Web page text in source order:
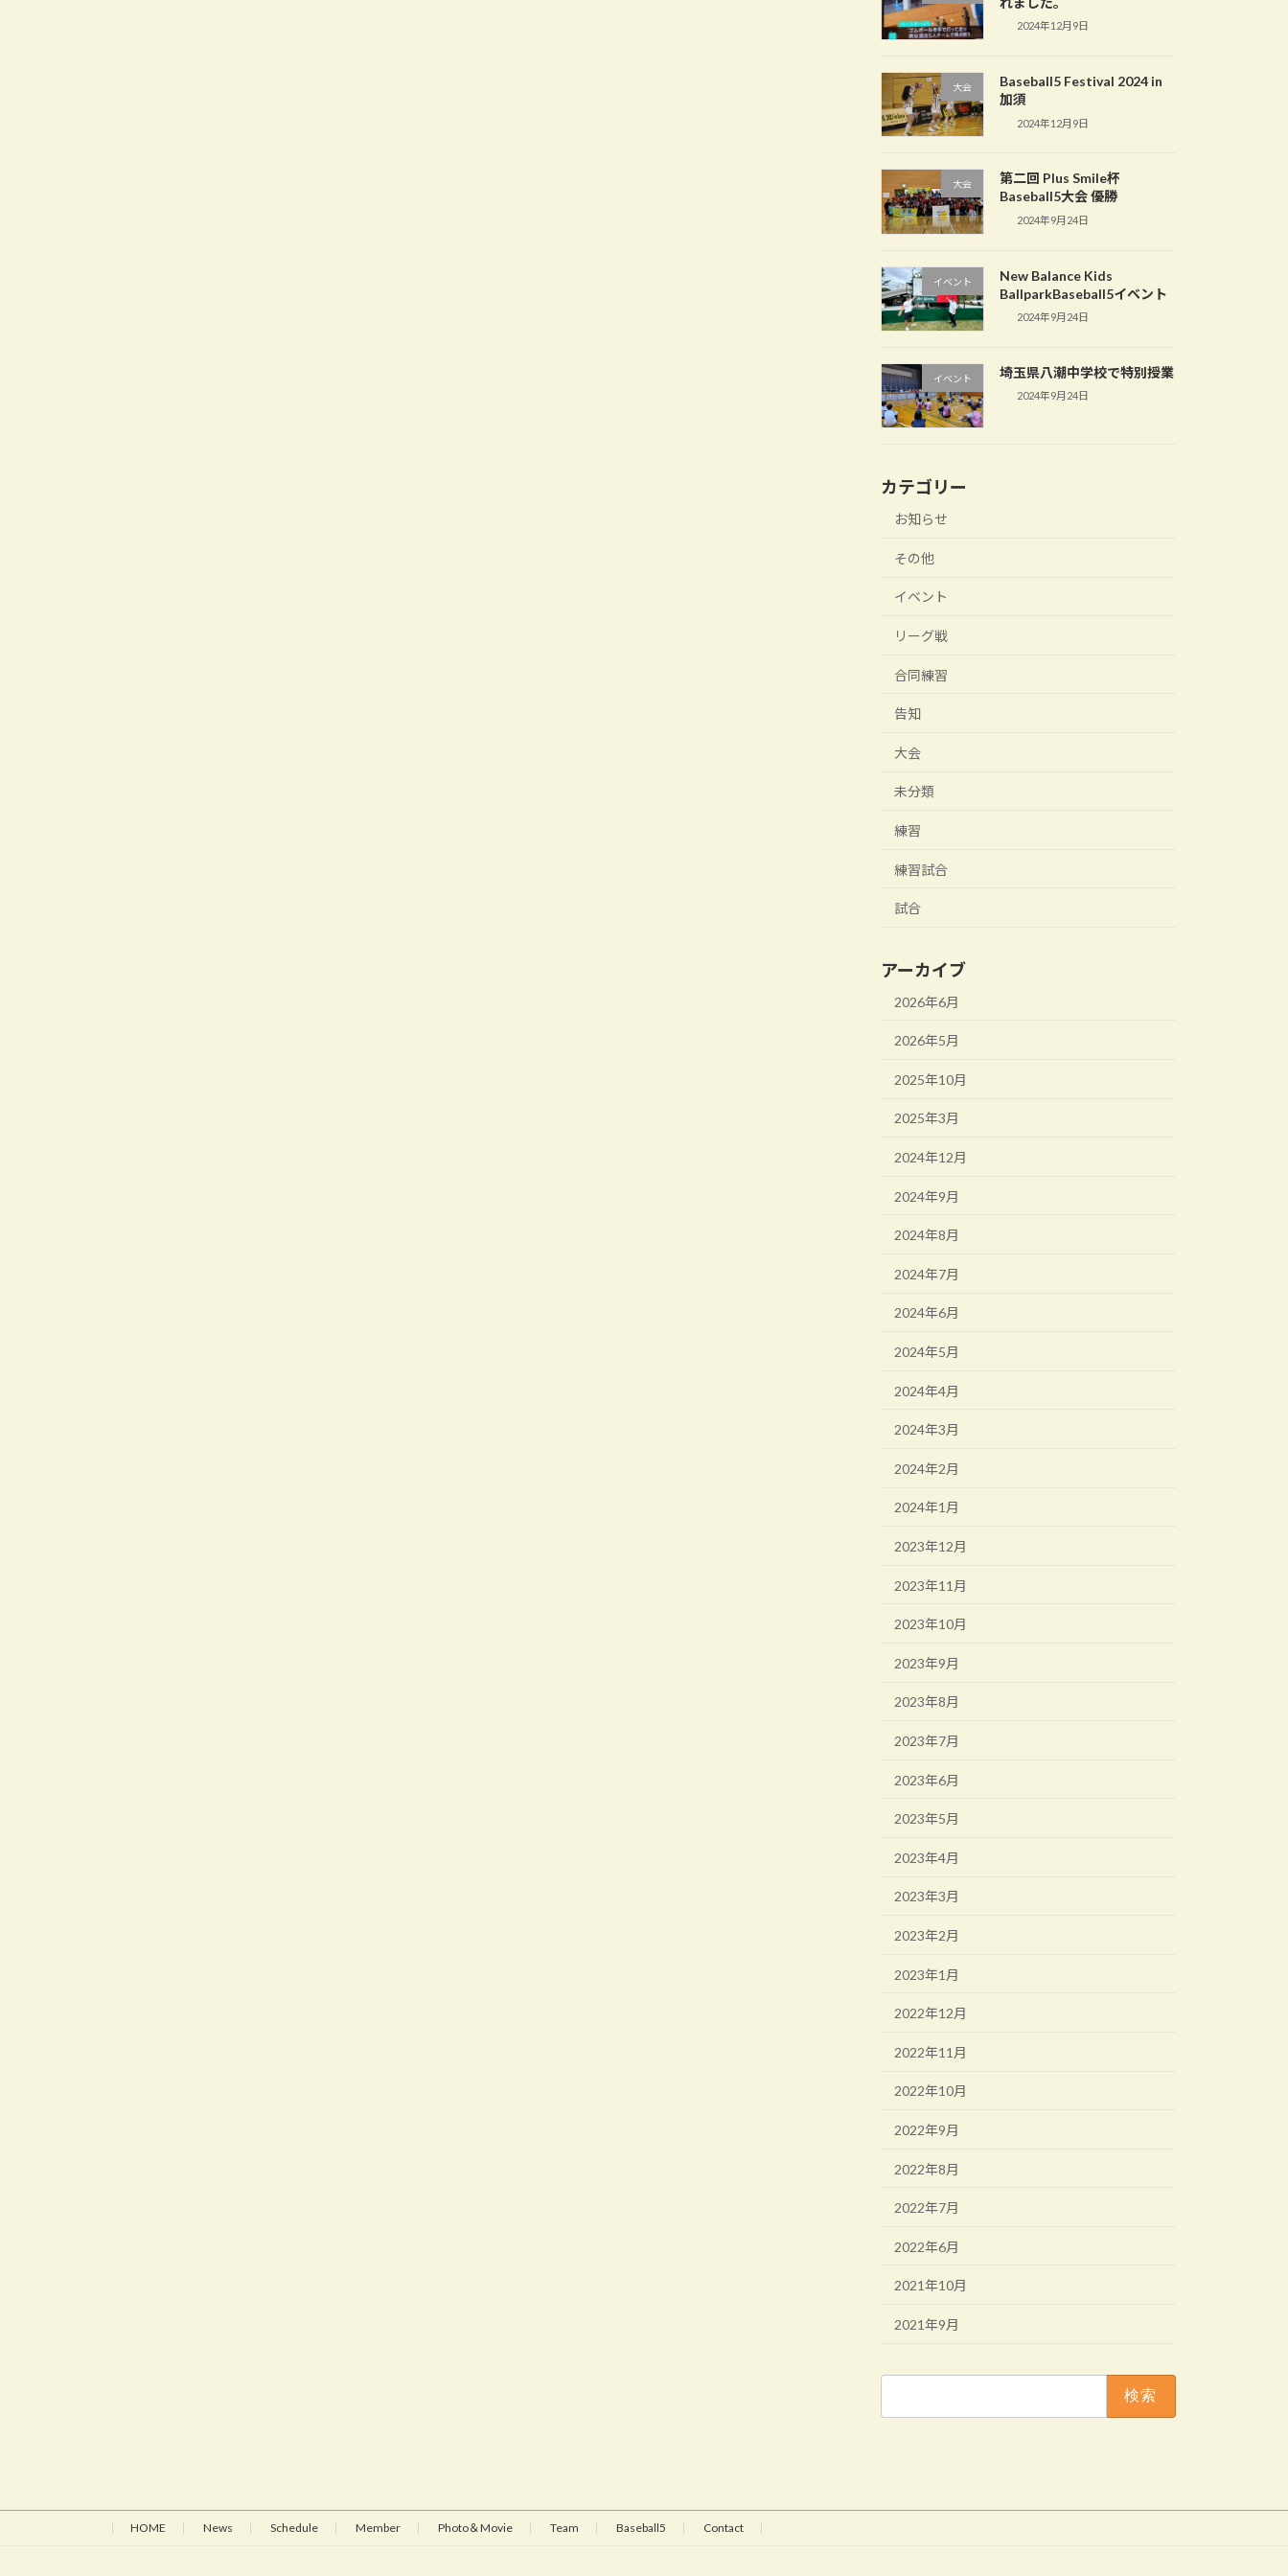
2024年12月9日
大会
Baseball5 Festival 2024 in
加須
2024年12月9日
大会
第二回 Plus Smile杯
Baseball5大会 優勝
2024年9月24日
イベント
New Balance Kids
BallparkBaseball5イベント
2024年9月24日
イベント 埼玉県八潮中学校で特別授業
2024年9月24日
カテゴリー
お知らせ
その他
イベント
リーグ戦
合同練習
告知
大会
未分類
練習
練習試合
試合
アーカイブ
2026年6月
2026年5月
2025年10月
2025年3月
2024年12月
2024年9月
2024年8月
2024年7月
2024年6月
2024年5月
2024年4月
2024年3月
2024年2月
2024年1月
2023年12月
2023年11月
2023年10月
2023年9月
2023年8月
2023年7月
2023年6月
2023年5月
2023年4月
2023年3月
2023年2月
2023年1月
2022年12月
2022年11月
2022年10月
2022年9月
2022年8月
2022年7月
2022年6月
2021年10月
2021年9月
HOME News Schedule Member Photo＆Movie Team Baseball5 Contact